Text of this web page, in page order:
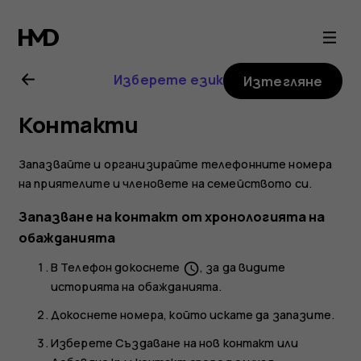
Ръководство
на
потребителя
за
Nokia
8.1
Изберете език Изтегляне
Контакти
Запазвайте и организирайте телефонните номера
на приятелите и членовете на семейството си.
Запазване на контакт от хронологията на
обажданията
В Телефон докоснете schedule, за да видите
историята на обажданията.
Докоснете номера, който искате да запазите.
ИзберетеСъздаване на нов контакт или